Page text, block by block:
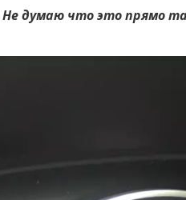
думаю что это прямо